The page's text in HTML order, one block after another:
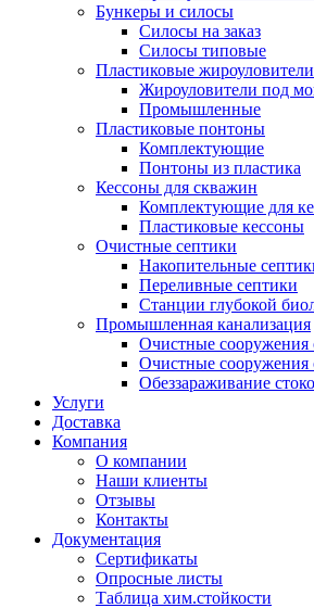
Бункеры и силосы
Силосы на заказ
Силосы типовые
Пластиковые жироуловители
Жироуловители под
Промышленные
Пластиковые понтоны
Комплектующие
Понтоны из пластика
Кессоны для скважин
Комплектующие для
Пластиковые кессоны
Очистные септики
Накопительные
Переливные септики
Станции глубокой
Промышленная канализация
Очистные сооружения
Очистные сооружения
Обеззараживание
Услуги
Доставка
Компания
О компании
Наши клиенты
Отзывы
Контакты
Документация
Сертификаты
Опросные листы
Таблица хим.стойкости